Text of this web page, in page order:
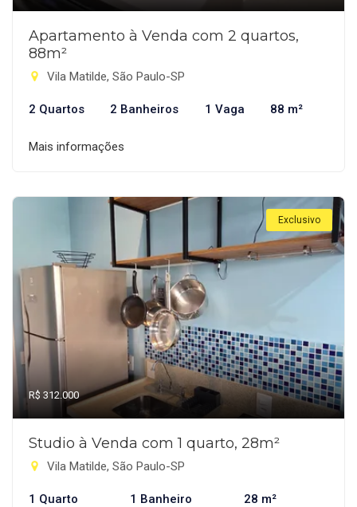
Apartamento à Venda com 2 quartos,
88m²
Vila Matilde, São Paulo-SP
2 Quartos 2 Banheiros 1 Vaga 88 m²
Mais informações
Exclusivo
R$ 312.000
Studio à Venda com 1 quarto, 28m²
Vila Matilde, São Paulo-SP
1 Quarto 1 Banheiro 28 m²